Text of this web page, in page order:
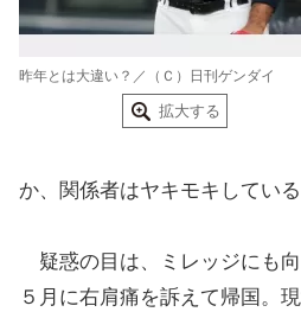
昨年とは大違い？／（Ｃ）日刊ゲンダイ
拡大する
か、関係者はヤキモキしてい
疑惑の目は、ミレッジにも
５月に右肩痛を訴えて帰国。